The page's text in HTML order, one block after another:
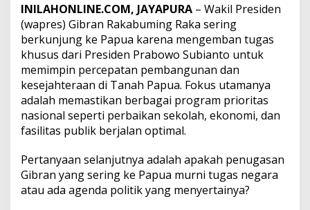
INILAHONLINE.COM, JAYAPURA – Wakil Presiden
(wapres) Gibran Rakabuming Raka sering
berkunjung ke Papua karena mengemban tugas
khusus dari Presiden Prabowo Subianto untuk
memimpin percepatan pembangunan dan
kesejahteraan di Tanah Papua. Fokus utamanya
adalah memastikan berbagai program prioritas
nasional seperti perbaikan sekolah, ekonomi, dan
fasilitas publik berjalan optimal.
Pertanyaan selanjutnya adalah apakah penugasan
Gibran yang sering ke Papua murni tugas negara
atau ada agenda politik yang menyertainya?